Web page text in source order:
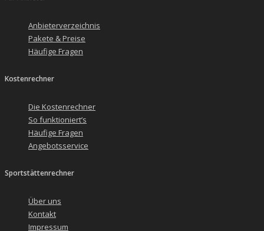
Anbieterverzeichnis
Pakete & Preise
Häufige Fragen
Kostenrechner
Die Kostenrechner
So funktioniert’s
Häufige Fragen
Angebotsservice
Sportstättenrechner
Über uns
Kontakt
Impressum